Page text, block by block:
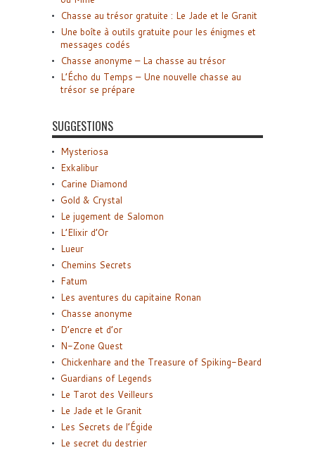
Chasse au trésor gratuite : Le Jade et le Granit
Une boîte à outils gratuite pour les énigmes et
messages codés
Chasse anonyme – La chasse au trésor
L’Écho du Temps – Une nouvelle chasse au
trésor se prépare
SUGGESTIONS
Mysteriosa
Exkalibur
Carine Diamond
Gold & Crystal
Le jugement de Salomon
L’Elixir d’Or
Lueur
Chemins Secrets
Fatum
Les aventures du capitaine Ronan
Chasse anonyme
D’encre et d’or
N-Zone Quest
Chickenhare and the Treasure of Spiking-Beard
Guardians of Legends
Le Tarot des Veilleurs
Le Jade et le Granit
Les Secrets de l’Égide
Le secret du destrier